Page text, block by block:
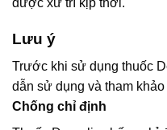
Lưu ý
Trước khi sử dụng thuốc
dẫn sử dụng và tham
Chống chỉ định